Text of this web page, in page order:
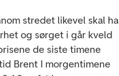
stredet likevel skal ha
og sørget i går kveld
de siste timene
Brent I morgentimene